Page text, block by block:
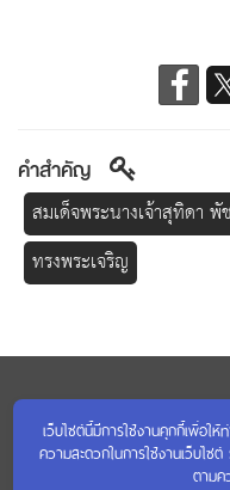
คำสำคัญ
สมเด็จพระนางเจ้าสุทิดา
ทรงพระเจริญ
เว็บไซต์นี้มีการใช้งานคุกกี้เพื่อใ
ความสะดวกในการใช้งานเว็บไซ
ตามค